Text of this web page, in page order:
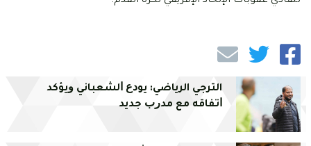
الترجي الرياضي: ﻳﻮﺩﻉ ﺍﻟﺸﻌﺒﺎﻧﻲ ﻭﻳﺆﻛﺪ
ﺍﺗﻔﺎﻗﻪ ﻣﻊ ﻣﺪﺭﺏ ﺟﺪﻳﺪ